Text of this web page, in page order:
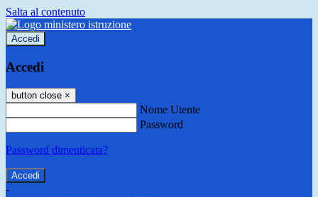
Salta al contenuto
Accedi
Accedi
button close ×
Nome Utente
Password
Password dimenticata?
-